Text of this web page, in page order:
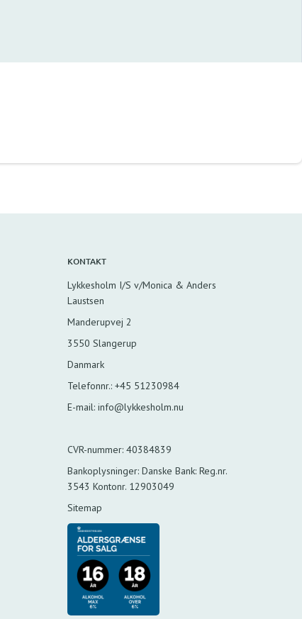
KONTAKT
Lykkesholm I/S v/Monica & Anders
Laustsen
Manderupvej 2
3550 Slangerup
Danmark
Telefonnr.: +45 51230984
E-mail: info@lykkesholm.nu
CVR-nummer: 40384839
Bankoplysninger: Danske Bank: Reg.nr.
3543 Kontonr. 12903049
Sitemap